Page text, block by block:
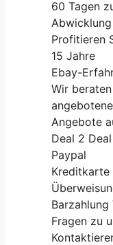
60 Tagen
Abwicklung
Profitieren
15 Jahre
Ebay-
Wir
Angebote
Deal 2
Paypal
Kreditkarte
Fragen zu